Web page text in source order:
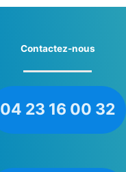
Contactez-nous
04 23 16 00 32